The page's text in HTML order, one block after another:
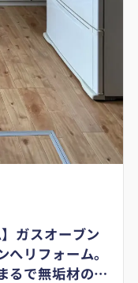
ガスオーブン
リフォーム。
るで無垢材のよ